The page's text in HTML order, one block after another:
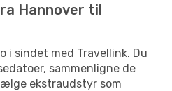
Hannover til
i sindet med Travellink. Du
sammenligne de
ekstraudstyr som